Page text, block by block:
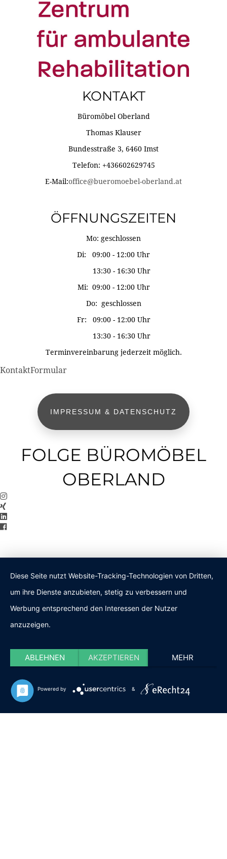
KONTAKT
Büromöbel Oberland
Thomas Klauser
Bundesstraße 3, 6460 Imst
Telefon: +436602629745
E-Mail:office@bueromoebel-oberland.at
ÖFFNUNGSZEITEN
Mo: geschlossen
Di: 09:00 - 12:00 Uhr
13:30 - 16:30 Uhr
Mi: 09:00 - 12:00 Uhr
Do: geschlossen
Fr: 09:00 - 12:00 Uhr
13:30 - 16:30 Uhr
Terminvereinbarung jederzeit möglich.
KontaktFormular
IMPRESSUM & DATENSCHUTZ
FOLGE BÜROMÖBEL
OBERLAND
Diese Seite nutzt Website-Tracking-Technologien von Dritten,
um ihre Dienste anzubieten, stetig zu verbessern und
Werbung entsprechend den Interessen der Nutzer
anzuzeigen.
ABLEHNEN AKZEPTIEREN MEHR
Powered by &